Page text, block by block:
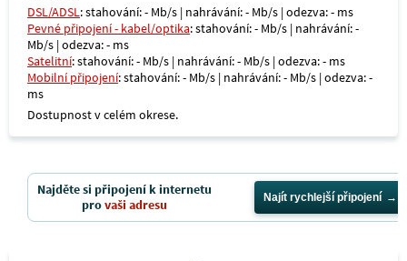
DSL/ADSL: stahování: - Mb/s | nahrávání: - Mb/s | odezva: - ms
Pevné připojení - kabel/optika: stahování: - Mb/s | nahrávání: -
Mb/s | odezva: - ms
Satelitní: stahování: - Mb/s | nahrávání: - Mb/s | odezva: - ms
Mobilní připojení: stahování: - Mb/s | nahrávání: - Mb/s | odezva: -
ms
Dostupnost v celém okrese.
Najděte si připojení k internetu
provaši adresu Najít rychlejší připojení